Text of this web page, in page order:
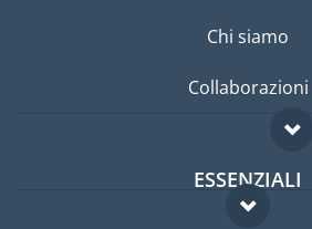
Chi siamo
Collaborazioni
ESSENZIALI
Forum per expat